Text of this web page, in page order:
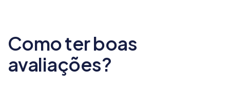
Como ter boas
avaliações?